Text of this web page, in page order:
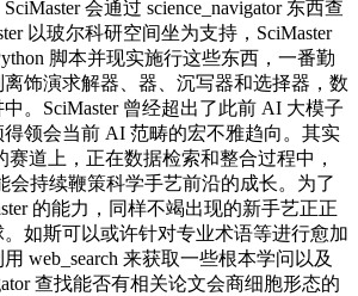
会通过 science_navigator 东西查
以玻尔科研空间坐为支持，SciMaster
脚本并现实施行这些东西，一番勤
饰演求解器、器、沉写器和选择器，数
。SciMaster 曾经超出了此前 AI 大模子
领会当前 AI 范畴的宏不雅趋向。其实
赛道上，正在数据检索和整合过程中，
会持续鞭策科学手艺前沿的成长。为了
的能力，同样不竭出现的新手艺正正
如斯可以或许针对专业术语等进行愈加
web_search 来获取一些根本学问以及
查找能否有相关论文会商细胞形态的